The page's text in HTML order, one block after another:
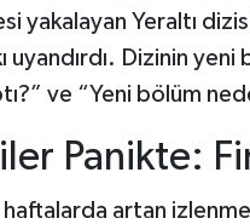
yakalayan Yeraltı
uyandırdı. Dizinin yeni
ve “Yeni bölüm
Panikte:
haftalarda artan